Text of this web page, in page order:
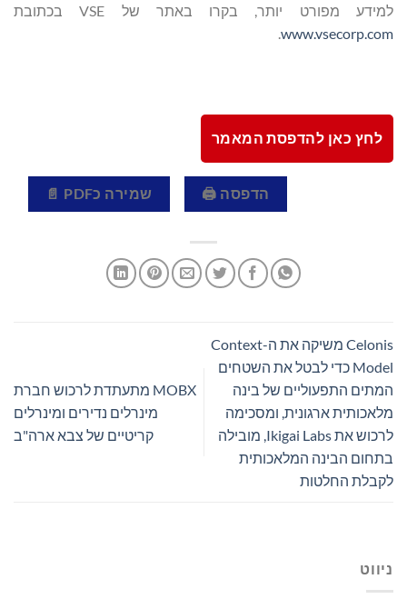
למידע מפורט יותר, בקרו באתר של VSE בכתובת
www.vsecorp.com
.
לחץ כאן להדפסת המאמר
הדפסה 🖨 שמירה כPDF 📄
Celonis משיקה את ה-Context
Model כדי לבטל את השטחים
המתים התפעוליים של בינה
מלאכותית ארגונית, ומסכימה
לרכוש את Ikigai Labs, מובילה
בתחום הבינה המלאכותית
לקבלת החלטות
MOBX מתעתדת לרכוש חברת
מינרלים נדירים ומינרלים
קריטיים של צבא ארה"ב
ניווט